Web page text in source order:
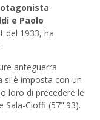
:
e Paolo
del 1933, ha
anteguerra
si è imposta con un
loro di precedere le
Sala-Cioffi (57".93).